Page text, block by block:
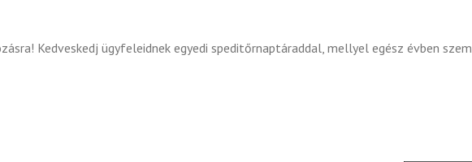
Kedveskedj ügyfeleidnek egyedi speditőrnaptáraddal, mellyel egész évben szem